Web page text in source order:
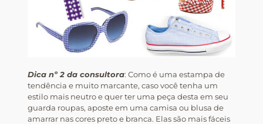
Dica nº 2 da consultora: Como é uma estampa de
tendência e muito marcante, caso você tenha um
estilo mais neutro e quer ter uma peça desta em seu
guarda roupas, aposte em uma camisa ou blusa de
amarrar nas cores preto e branca. Elas são mais fáceis